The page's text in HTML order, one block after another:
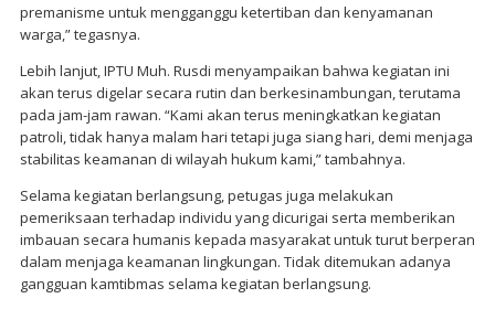
premanisme untuk mengganggu ketertiban dan kenyamanan
warga,” tegasnya.
Lebih lanjut, IPTU Muh. Rusdi menyampaikan bahwa kegiatan ini
akan terus digelar secara rutin dan berkesinambungan, terutama
pada jam-jam rawan. “Kami akan terus meningkatkan kegiatan
patroli, tidak hanya malam hari tetapi juga siang hari, demi menjaga
stabilitas keamanan di wilayah hukum kami,” tambahnya.
Selama kegiatan berlangsung, petugas juga melakukan
pemeriksaan terhadap individu yang dicurigai serta memberikan
imbauan secara humanis kepada masyarakat untuk turut berperan
dalam menjaga keamanan lingkungan. Tidak ditemukan adanya
gangguan kamtibmas selama kegiatan berlangsung.